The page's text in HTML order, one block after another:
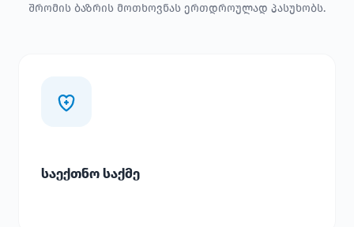
შრომის ბაზრის მოთხოვნას ერთდროულად პასუხობს.
საექთნო საქმე